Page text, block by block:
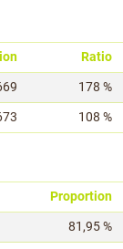
Ratio
178 %
108 %
Proportion
81,95 %